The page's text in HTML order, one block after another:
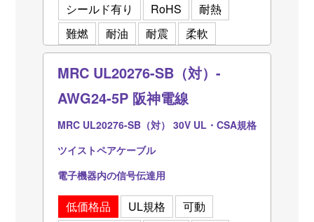
シールド有り
RoHS
耐熱
難燃
耐油 耐震 柔軟
MRC UL20276-SB（対）-
AWG24-5P 阪神電線
MRC UL20276-SB（対） 30V UL・CSA規格
ツイストペアケーブル
電子機器内の信号伝達用
低価格品 UL規格
可動